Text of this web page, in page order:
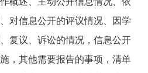
对信息公开的评议情况、因学
复议、诉讼的情况，信息公开
，其他需要报告的事项，清单